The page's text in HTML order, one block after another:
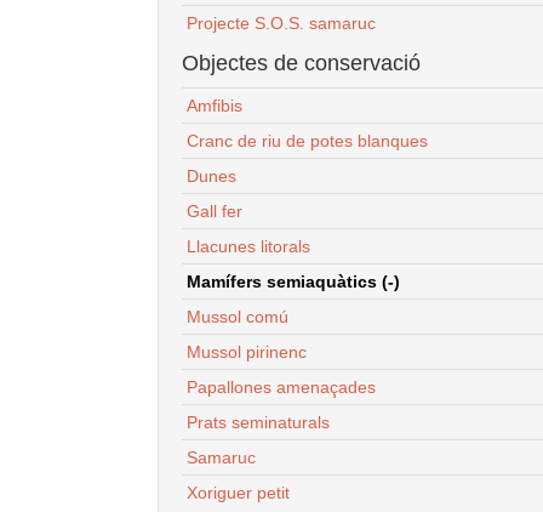
Projecte S.O.S. samaruc
Objectes de conservació
Amfibis
Cranc de riu de potes blanques
Dunes
Gall fer
Llacunes litorals
Mamífers semiaquàtics (-)
Mussol comú
Mussol pirinenc
Papallones amenaçades
Prats seminaturals
Samaruc
Xoriguer petit